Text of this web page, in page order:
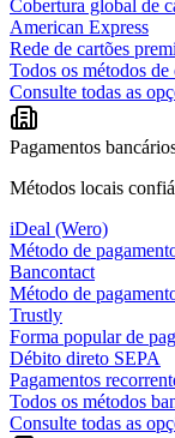
Cobertura global de
American Express
Rede de cartões
Todos os métodos de
Consulte todas as
Pagamentos
Métodos locais
iDeal (Wero)
Método de
Bancontact
Método de
Trustly
Forma popular de
Débito direto SEPA
Pagamentos
Todos os métodos
Consulte todas as